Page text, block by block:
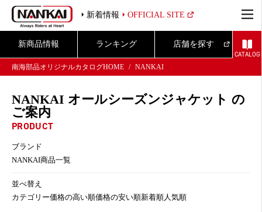
新着情報 OFFICIAL SITE
新商品情報 ランキング 店舗を探す
CATALOG
南海部品オリジナルカタログHOME
NANKAI
NANKAI オールシーズンジャケット の
ご案内
PRODUCT
ブランド
NANKAI商品一覧
並べ替え
カテゴリー価格の高い順価格の安い順新着順人気順